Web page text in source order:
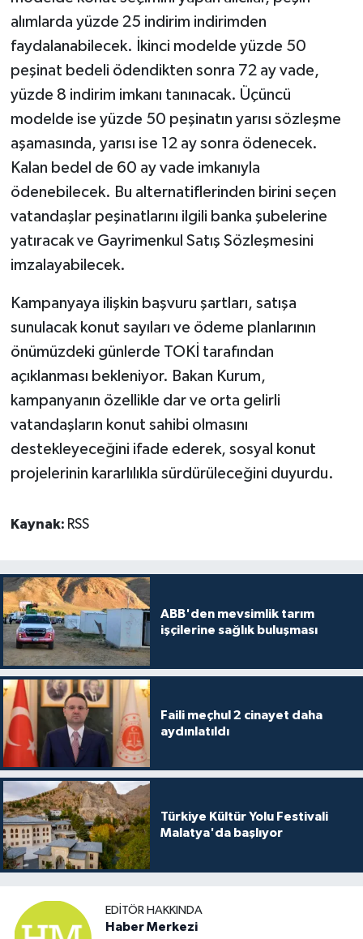
alımlarda yüzde 25 indirim indirimden
faydalanabilecek. İkinci modelde yüzde 50
peşinat bedeli ödendikten sonra 72 ay vade,
yüzde 8 indirim imkanı tanınacak. Üçüncü
modelde ise yüzde 50 peşinatın yarısı sözleşme
aşamasında, yarısı ise 12 ay sonra ödenecek.
Kalan bedel de 60 ay vade imkanıyla
ödenebilecek. Bu alternatiflerinden birini seçen
vatandaşlar peşinatlarını ilgili banka şubelerine
yatıracak ve Gayrimenkul Satış Sözleşmesini
imzalayabilecek.
Kampanyaya ilişkin başvuru şartları, satışa
sunulacak konut sayıları ve ödeme planlarının
önümüzdeki günlerde TOKİ tarafından
açıklanması bekleniyor. Bakan Kurum,
kampanyanın özellikle dar ve orta gelirli
vatandaşların konut sahibi olmasını
destekleyeceğini ifade ederek, sosyal konut
projelerinin kararlılıkla sürdürüleceğini duyurdu.
Kaynak: RSS
ABB'den mevsimlik tarım
işçilerine sağlık buluşması
Faili meçhul 2 cinayet daha
aydınlatıldı
Türkiye Kültür Yolu Festivali
Malatya'da başlıyor
EDITÖR HAKKINDA
Haber Merkezi